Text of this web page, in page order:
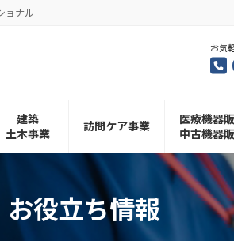
ョナル
お気
建築
土木事業
訪問ケア事業
医療機器
中古機器
お役立ち情報